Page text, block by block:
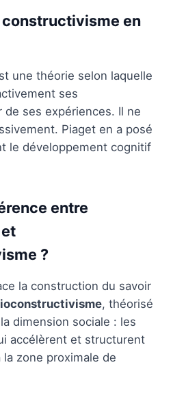
en
une théorie selon laquelle
ses
de ses expériences. Il ne
Piaget en a posé
le développement cognitif
entre
?
la construction du savoir
, théorisé
dimension sociale : les
accélèrent et structurent
zone proximale de